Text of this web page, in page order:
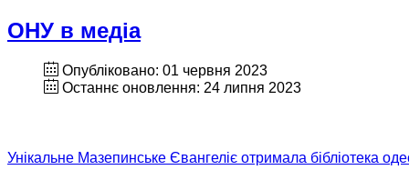
ОНУ в медіа
Опубліковано: 01 червня 2023
Останнє оновлення: 24 липня 2023
Унікальне Мазепинське Євангеліє отримала бібліотека